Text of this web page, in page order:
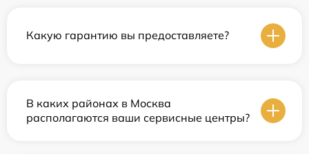
Какую гарантию вы предоставляете?
В каких районах в Москва
располагаются ваши сервисные центры?